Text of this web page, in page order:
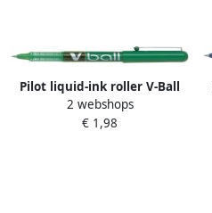
Pilot liquid-ink roller V-Ball
V5 groen
2 webshops
€ 1,98